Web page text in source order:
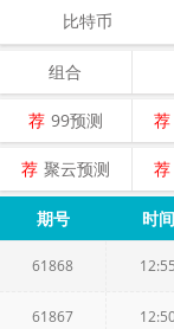
比特币
组合
荐 99预测 荐
荐 聚云预测 荐
期号 时间
61868 12:55
61867